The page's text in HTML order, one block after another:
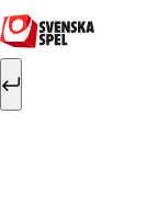
Hoppa till innehåll
Sök efter: